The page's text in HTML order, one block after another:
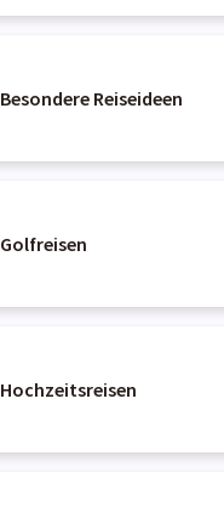
Besondere Reiseideen
Golfreisen
Hochzeitsreisen